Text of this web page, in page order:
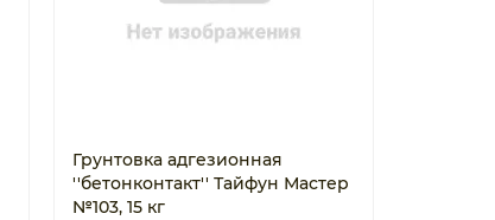
Грунтовка адгезионная
''бетонконтакт'' Тайфун Мастер
№103, 15 кг